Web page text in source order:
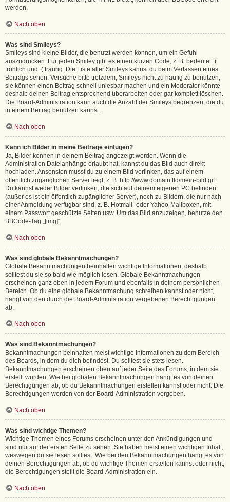
werden.
Nach oben
Was sind Smileys?
Smileys sind kleine Bilder, die benutzt werden können, um ein Gefühl
auszudrücken. Für jeden Smiley gibt es einen kurzen Code, z. B. bedeutet :)
fröhlich und :( traurig. Die Liste aller Smileys kannst du beim Verfassen eines
Beitrags sehen. Versuche bitte trotzdem, Smileys nicht zu häufig zu benutzen,
sie können einen Beitrag schnell unlesbar machen und ein Moderator könnte
deshalb deinen Beitrag entsprechend überarbeiten oder gar komplett löschen.
Die Board-Administration kann auch die Anzahl der Smileys begrenzen, die du
in einem Beitrag benutzen kannst.
Nach oben
Kann ich Bilder in meine Beiträge einfügen?
Ja, Bilder können in deinem Beitrag angezeigt werden. Wenn die
Administration Dateianhänge erlaubt hat, kannst du das Bild auch direkt
hochladen. Ansonsten musst du zu einem Bild verlinken, das auf einem
öffentlich zugänglichen Server liegt, z. B. http://www.domain.tld/mein-bild.gif.
Du kannst weder Bilder verlinken, die sich auf deinem eigenen PC befinden
(außer es ist ein öffentlich zugänglicher Server), noch zu Bildern, die nur nach
einer Anmeldung verfügbar sind, z. B. Hotmail- oder Yahoo-Mailboxen, mit
einem Passwort geschützte Seiten usw. Um das Bild anzuzeigen, benutze den
BBCode-Tag „[img]“.
Nach oben
Was sind globale Bekanntmachungen?
Globale Bekanntmachungen beinhalten wichtige Informationen, deshalb
solltest du sie so bald wie möglich lesen. Globale Bekanntmachungen
erscheinen ganz oben in jedem Forum und ebenfalls in deinem persönlichen
Bereich. Ob du eine globale Bekanntmachung schreiben kannst oder nicht,
hängt von den durch die Board-Administration vergebenen Berechtigungen
ab.
Nach oben
Was sind Bekanntmachungen?
Bekanntmachungen beinhalten meist wichtige Informationen zu dem Bereich
des Boards, in dem du dich befindest. Du solltest sie stets lesen.
Bekanntmachungen erscheinen oben auf jeder Seite des Forums, in dem sie
erstellt wurden. Wie bei globalen Bekanntmachungen hängt es von deinen
Berechtigungen ab, ob du Bekanntmachungen erstellen kannst oder nicht. Die
Berechtigungen werden von der Board-Administration vergeben.
Nach oben
Was sind wichtige Themen?
Wichtige Themen eines Forums erscheinen unter den Ankündigungen und
sind nur auf der ersten Seite zu sehen. Sie haben meist einen wichtigen Inhalt,
weswegen du sie lesen solltest. Wie bei den Bekanntmachungen hängt es von
deinen Berechtigungen ab, ob du wichtige Themen erstellen kannst oder nicht;
die Berechtigungen stellt die Board-Administration ein.
Nach oben